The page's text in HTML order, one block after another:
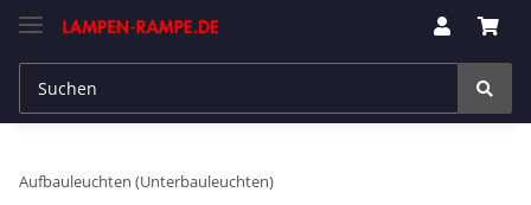
Aufbauleuchten (Unterbauleuchten)